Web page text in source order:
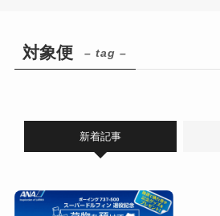
対象便 – tag –
新着記事